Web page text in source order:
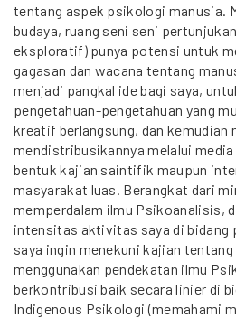
tentang aspek psikologi manusia.
budaya, ruang seni seni
eksploratif) punya potensi untuk
gagasan dan wacana tentang
menjadi pangkal ide bagi saya,
pengetahuan-pengetahuan yang
kreatif berlangsung, dan kemudian
mendistribusikannya melalui
bentuk kajian saintifik maupun
masyarakat luas. Berangkat dari
memperdalam ilmu Psikoanalisis,
intensitas aktivitas saya di bidang
saya ingin menekuni kajian
menggunakan pendekatan ilmu
berkontribusi baik secara linier di
Indigenous Psikologi (memahami